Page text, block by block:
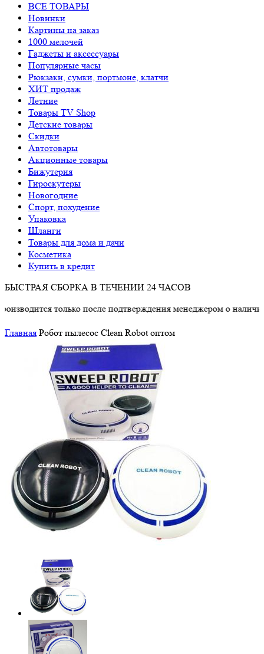
ВСЕ ТОВАРЫ
Новинки
Картины на заказ
1000 мелочей
Гаджеты и аксессуары
Популярные часы
Рюкзаки, сумки, портмоне, клатчи
ХИТ продаж
Летние
Товары TV Shop
Детские товары
Cкидки
Автотовары
Акционные товары
Бижутерия
Гироскутеры
Новогодние
Спорт, похудение
Упаковка
Шланги
Товары для дома и дачи
Косметика
Купить в кредит
БЫСТРАЯ СБОРКА В ТЕЧЕНИИ 24 ЧАСОВ
только после подтверждения менеджером о наличии
Главная Робот пылесос Clean Robot оптом